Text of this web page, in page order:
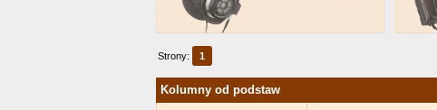
Strony: 1
Kolumny od podstaw